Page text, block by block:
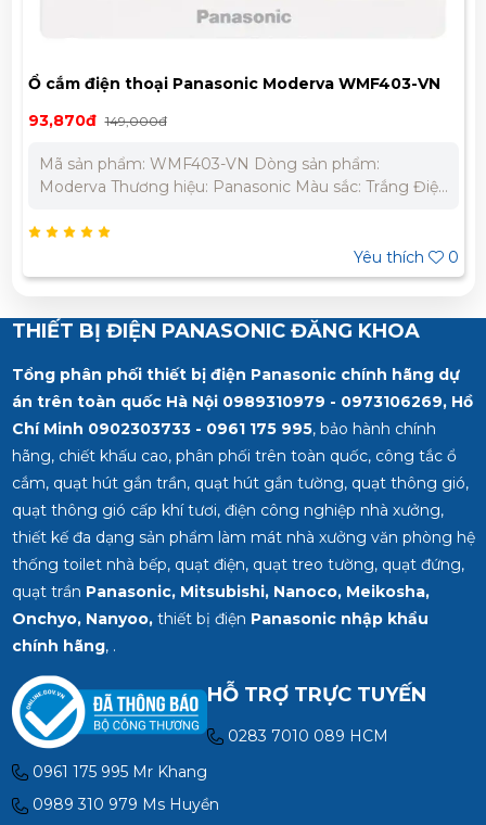
Ổ cắm điện thoại Panasonic Moderva WMF403-VN
93,870đ 149,000đ
Mã sản phẩm: WMF403-VN Dòng sản phẩm:
Moderva Thương hiệu: Panasonic Màu sắc: Trắng Điện
Chính Hãng 12 Tháng Liên hệ chúng tôi để nhận báo
giá tốt nhất cho dự án. Miền Bắc : 0989 310 979 –
0973 106 269 Miền Nam: 0902 303 733 – 0945 332
Yêu thích 0
THIẾT BỊ ĐIỆN PANASONIC ĐĂNG KHOA
Tổng phân phối thiết bị điện Panasonic chính hãng dự
án trên toàn quốc Hà Nội 0989310979 - 0973106269, Hồ
Chí Minh 0902303733 - 0961 175 995, bảo hành chính
hãng, chiết khấu cao, phân phối trên toàn quốc, công tắc ổ
cắm, quạt hút gắn trần, quạt hút gắn tường, quạt thông gió,
quạt thông gió cấp khí tươi, điện công nghiệp nhà xưởng,
thiết kế đa dạng sản phẩm làm mát nhà xưởng văn phòng hệ
thống toilet nhà bếp, quạt điện, quạt treo tường, quạt đứng,
quạt trần Panasonic, Mitsubishi, Nanoco, Meikosha,
Onchyo, Nanyoo,thiết bị điện Panasonic nhập khẩu
chính hãng, .
HỖ TRỢ TRỰC TUYẾN
0283 7010 089 HCM
0961 175 995 Mr Khang
0989 310 979 Ms Huyền